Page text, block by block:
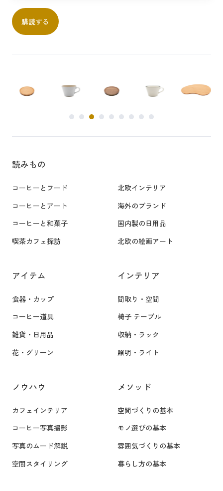
読みもの
コーヒーとフード
コーヒーとアート
コーヒーと和菓子
喫茶カフェ探訪
北欧インテリア
海外のブランド
国内製の日用品
北欧の絵画アート
アイテム
食器・カップ
コーヒー道具
雑貨・日用品
花・グリーン
インテリア
間取り・空間
椅子 テーブル
収納・ラック
照明・ライト
ノウハウ
カフェインテリア
コーヒー写真撮影
写真のムード解説
空間スタイリング
メソッド
空間づくりの基本
モノ選びの基本
雰囲気づくりの基本
暮らし方の基本